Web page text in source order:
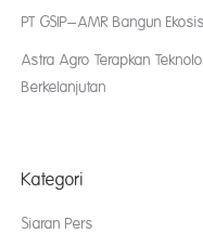
PT GSIP–AMR Bangun
Astra Agro Terapkan
Berkelanjutan
Kategori
Siaran Pers